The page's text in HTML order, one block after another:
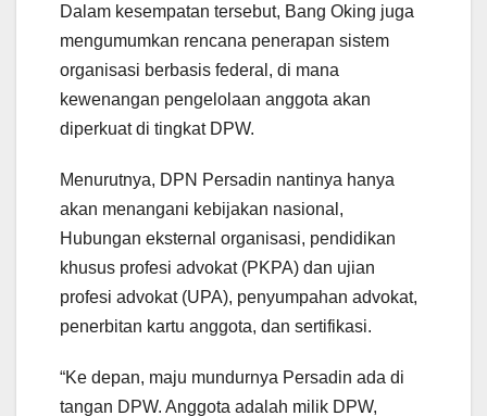
Dalam kesempatan tersebut, Bang Oking juga
mengumumkan rencana penerapan sistem
organisasi berbasis federal, di mana
kewenangan pengelolaan anggota akan
diperkuat di tingkat DPW.
Menurutnya, DPN Persadin nantinya hanya
akan menangani kebijakan nasional,
Hubungan eksternal organisasi, pendidikan
khusus profesi advokat (PKPA) dan ujian
profesi advokat (UPA), penyumpahan advokat,
penerbitan kartu anggota, dan sertifikasi.
“Ke depan, maju mundurnya Persadin ada di
tangan DPW. Anggota adalah milik DPW,